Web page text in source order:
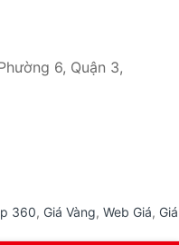
6, Quận 3,
360, Giá Vàng, Web Giá, Giá